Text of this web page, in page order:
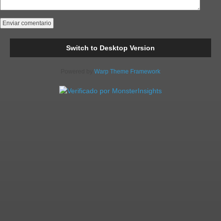
Switch to Desktop Version
Warp Theme Framework